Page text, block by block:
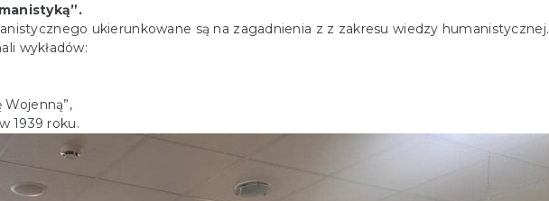
ukierunkowane są na zagadnienia z z zakresu wiedzy humanistycznej.
wykładów:
Wojenną”,
1939 roku.